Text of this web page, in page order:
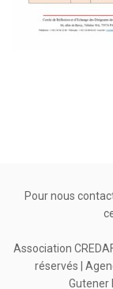
Pour nous
Association
réservés |
Gutener